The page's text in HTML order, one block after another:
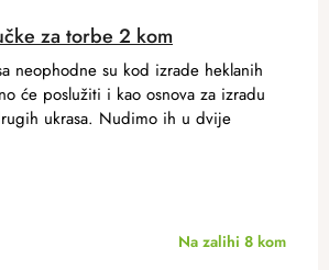
za torbe 2 kom
Na zalihi 8 kom
neophodne su kod izrade heklanih
će poslužiti i kao osnova za izradu
ukrasa. Nudimo ih u dvije